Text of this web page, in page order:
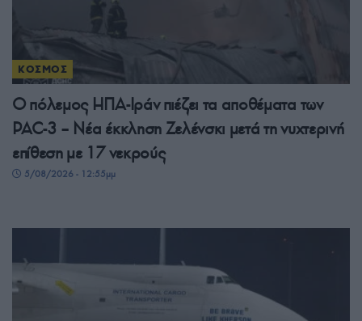
ΚΟΣΜΟΣ
Ο πόλεμος ΗΠΑ-Ιράν πιέζει τα αποθέματα των
PAC-3 – Νέα έκκληση Ζελένσκι μετά τη νυχτερινή
επίθεση με 17 νεκρούς
5/08/2026 - 12:55μμ